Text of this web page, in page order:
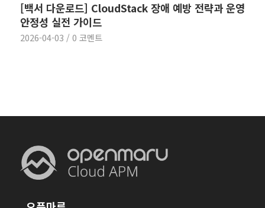
[백서 다운로드] CloudStack 장애 예방 전략과 운영
안정성 실전 가이드
2026-04-03 / 0 코멘트